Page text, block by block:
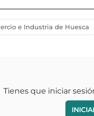
e Industria de Huesca
Tienes que iniciar